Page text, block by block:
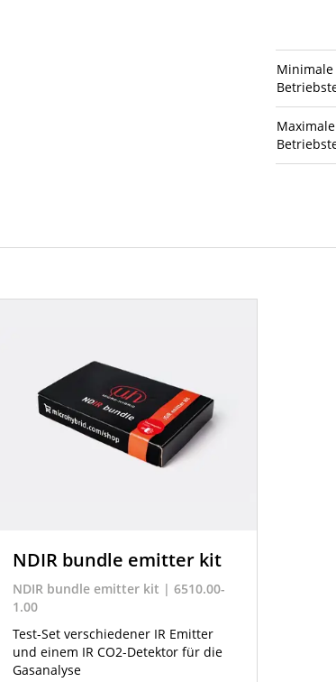
Minimale
Maximale
NDIR bundle emitter kit
NDIR bundle emitter kit | 6510.00-
1.00
Test-Set verschiedener IR Emitter
und einem IR CO2-Detektor für die
Gasanalyse